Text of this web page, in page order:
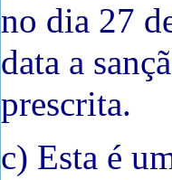
no dia 27
data a
prescrita.
c) Esta é